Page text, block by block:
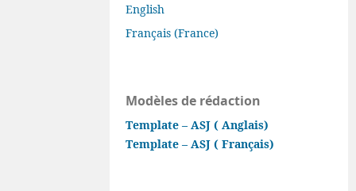
English
Français (France)
Modèles de rédaction
Template – ASJ ( Anglais)
Template – ASJ ( Français)